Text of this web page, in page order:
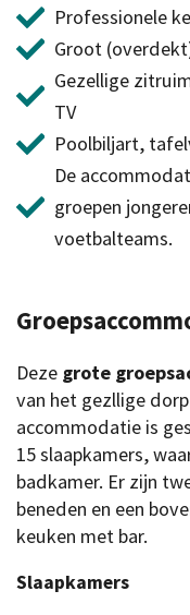
Professionele
Groot
Gezellige
TV
Poolbiljart,
De
groepen
voetbalteams.
Deze grote
van het gezllige dorp
accommodatie is
15 slaapkamers,
badkamer. Er zijn
beneden en een
keuken met bar.
Slaapkamers